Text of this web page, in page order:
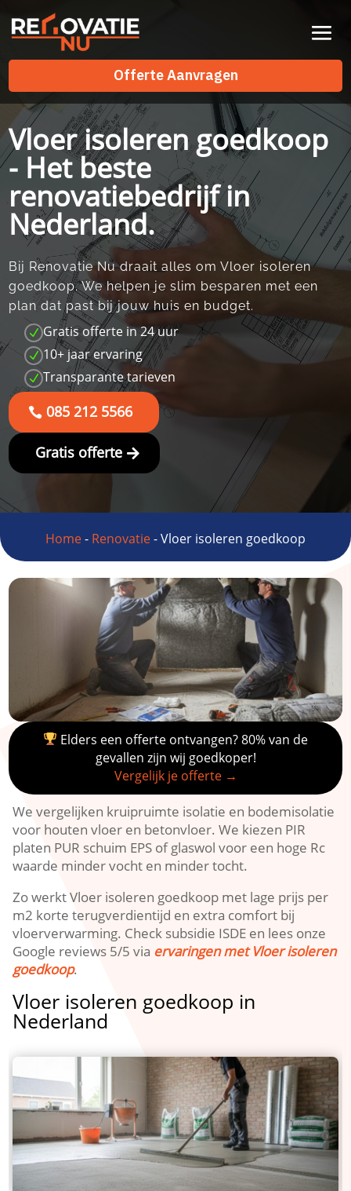
Offerte Aanvragen
Offerte Aanvragen
Vloer isoleren goedkoop
- Het beste
renovatiebedrijf in
Nederland.
Bij Renovatie Nu draait alles om Vloer isoleren
goedkoop.​ We helpen je slim besparen met een
plan dat past bij jouw huis en budget.​
N Gratis offerte in 24 uur
N 10+ jaar ervaring
N Transparante tarieven
085 212 5566
Gratis offerte
Home- Renovatie-Vloer isoleren goedkoop
Elders een offerte ontvangen? 80% van de
gevallen zijn wij goedkoper!
Vergelijk je offerte →
We vergelijken kruipruimte isolatie en bodemisolatie
voor houten vloer en betonvloer.​ We kiezen PIR
platen PUR schuim EPS of glaswol voor een hoge Rc
waarde minder vocht en minder tocht.​
Zo werkt Vloer isoleren goedkoop met lage prijs per
m2 korte terugverdientijd en extra comfort bij
vloerverwarming.​ Check subsidie ISDE en lees onze
Google reviews 5/5 via ervaringen met Vloer isoleren
goedkoop.​
Vloer isoleren goedkoop in
Nederland